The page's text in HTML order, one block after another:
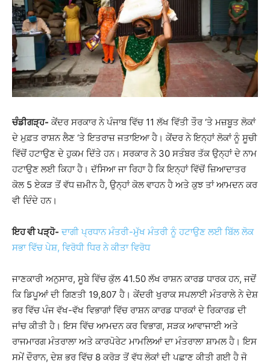
ਚੰਡੀਗੜ੍ਹ- ਕੇਂਦਰ ਸਰਕਾਰ ਨੇ ਪੰਜਾਬ ਵਿੱਚ 11 ਲੱਖ ਵਿੱਤੀ ਤੌਰ ‘ਤੇ ਮਜ਼ਬੂਤ ​​ਲੋਕਾਂ
ਦੇ ਮੁਫ਼ਤ ਰਾਸ਼ਨ ਲੈਣ ‘ਤੇ ਇਤਰਾਜ਼ ਜਤਾਇਆ ਹੈ। ਕੇਂਦਰ ਨੇ ਇਨ੍ਹਾਂ ਲੋਕਾਂ ਨੂੰ ਸੂਚੀ
ਵਿੱਚੋਂ ਹਟਾਉਣ ਦੇ ਹੁਕਮ ਦਿੱਤੇ ਹਨ। ਸਰਕਾਰ ਨੇ 30 ਸਤੰਬਰ ਤੱਕ ਉਨ੍ਹਾਂ ਦੇ ਨਾਮ
ਹਟਾਉਣ ਲਈ ਕਿਹਾ ਹੈ। ਦੱਸਿਆ ਜਾ ਰਿਹਾ ਹੈ ਕਿ ਇਨ੍ਹਾਂ ਵਿੱਚੋਂ ਜ਼ਿਆਦਾਤਰ
ਕੋਲ 5 ਏਕੜ ਤੋਂ ਵੱਧ ਜ਼ਮੀਨ ਹੈ, ਉਨ੍ਹਾਂ ਕੋਲ ਵਾਹਨ ਹੈ ਅਤੇ ਕੁਝ ਤਾਂ ਆਮਦਨ ਕਰ
ਵੀ ਦਿੰਦੇ ਹਨ।
ਇਹ ਵੀ ਪੜ੍ਹੋ- ਦਾਗੀ ਪ੍ਰਧਾਨ ਮੰਤਰੀ-ਮੁੱਖ ਮੰਤਰੀ ਨੂੰ ਹਟਾਉਣ ਲਈ ਬਿੱਲ ਲੋਕ
ਸਭਾ ਵਿੱਚ ਪੇਸ਼, ਵਿਰੋਧੀ ਧਿਰ ਨੇ ਕੀਤਾ ਵਿਰੋਧ
ਜਾਣਕਾਰੀ ਅਨੁਸਾਰ, ਸੂਬੇ ਵਿੱਚ ਕੁੱਲ 41.50 ਲੱਖ ਰਾਸ਼ਨ ਕਾਰਡ ਧਾਰਕ ਹਨ, ਜਦੋਂ
ਕਿ ਡਿਪੂਆਂ ਦੀ ਗਿਣਤੀ 19,807 ਹੈ। ਕੇਂਦਰੀ ਖੁਰਾਕ ਸਪਲਾਈ ਮੰਤਰਾਲੇ ਨੇ ਦੇਸ਼
ਭਰ ਵਿੱਚ ਪੰਜ ਵੱਖ-ਵੱਖ ਵਿਭਾਗਾਂ ਵਿੱਚ ਰਾਸ਼ਨ ਕਾਰਡ ਧਾਰਕਾਂ ਦੇ ਰਿਕਾਰਡ ਦੀ
ਜਾਂਚ ਕੀਤੀ ਹੈ। ਇਸ ਵਿੱਚ ਆਮਦਨ ਕਰ ਵਿਭਾਗ, ਸੜਕ ਆਵਾਜਾਈ ਅਤੇ
ਰਾਜਮਾਰਗ ਮੰਤਰਾਲਾ ਅਤੇ ਕਾਰਪੋਰੇਟ ਮਾਮਲਿਆਂ ਦਾ ਮੰਤਰਾਲਾ ਸ਼ਾਮਲ ਹੈ। ਇਸ
ਸਮੇਂ ਦੌਰਾਨ, ਦੇਸ਼ ਭਰ ਵਿੱਚ 8 ਕਰੋੜ ਤੋਂ ਵੱਧ ਲੋਕਾਂ ਦੀ ਪਛਾਣ ਕੀਤੀ ਗਈ ਹੈ ਜੋ